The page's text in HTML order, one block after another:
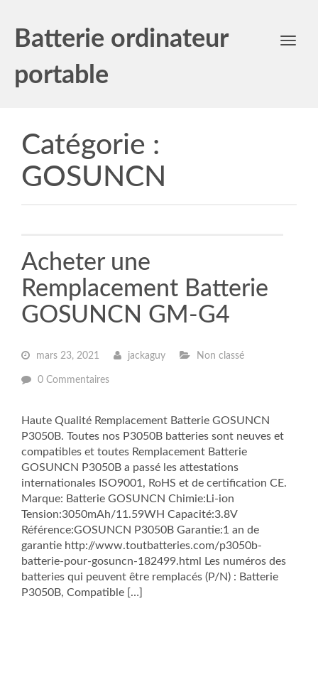
Batterie ordinateur
portable
Toggle
Catégorie :
GOSUNCN
Acheter une
Remplacement Batterie
GOSUNCN GM-G4
mars 23, 2021 jackaguy Non classé
0 Commentaires
Haute Qualité Remplacement Batterie GOSUNCN
P3050B. Toutes nos P3050B batteries sont neuves et
compatibles et toutes Remplacement Batterie
GOSUNCN P3050B a passé les attestations
internationales ISO9001, RoHS et de certification CE.
Marque: Batterie GOSUNCN Chimie:Li-ion
Tension:3050mAh/11.59WH Capacité:3.8V
Référence:GOSUNCN P3050B Garantie:1 an de
garantie http://www.toutbatteries.com/p3050b-
batterie-pour-gosuncn-182499.html Les numéros des
batteries qui peuvent être remplacés (P/N) : Batterie
P3050B, Compatible […]